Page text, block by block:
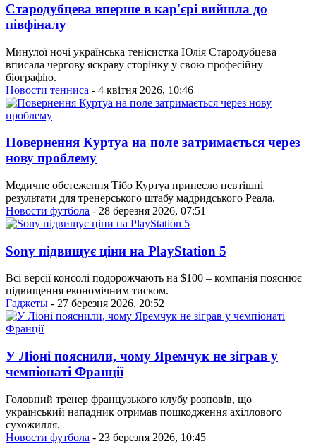
Стародубцева вперше в кар'єрі вийшла до
півфіналу
Минулої ночі українська тенісистка Юлія Стародубцева
вписала чергову яскраву сторінку у свою професійну
біографію.
Новости тенниса - 4 квітня 2026, 10:46
Повернення Куртуа на поле затримається через
нову проблему
Медичне обстеження Тібо Куртуа принесло невтішні
результати для тренерського штабу мадридського Реала.
Новости футбола - 28 березня 2026, 07:51
Sony підвищує ціни на PlayStation 5
Всі версії консолі подорожчають на $100 – компанія пояснює
підвищення економічним тиском.
Гаджеты - 27 березня 2026, 20:52
У Ліоні пояснили, чому Яремчук не зіграв у
чемпіонаті Франції
Головний тренер французького клубу розповів, що
український нападник отримав пошкодження ахіллового
сухожилля.
Новости футбола - 23 березня 2026, 10:45